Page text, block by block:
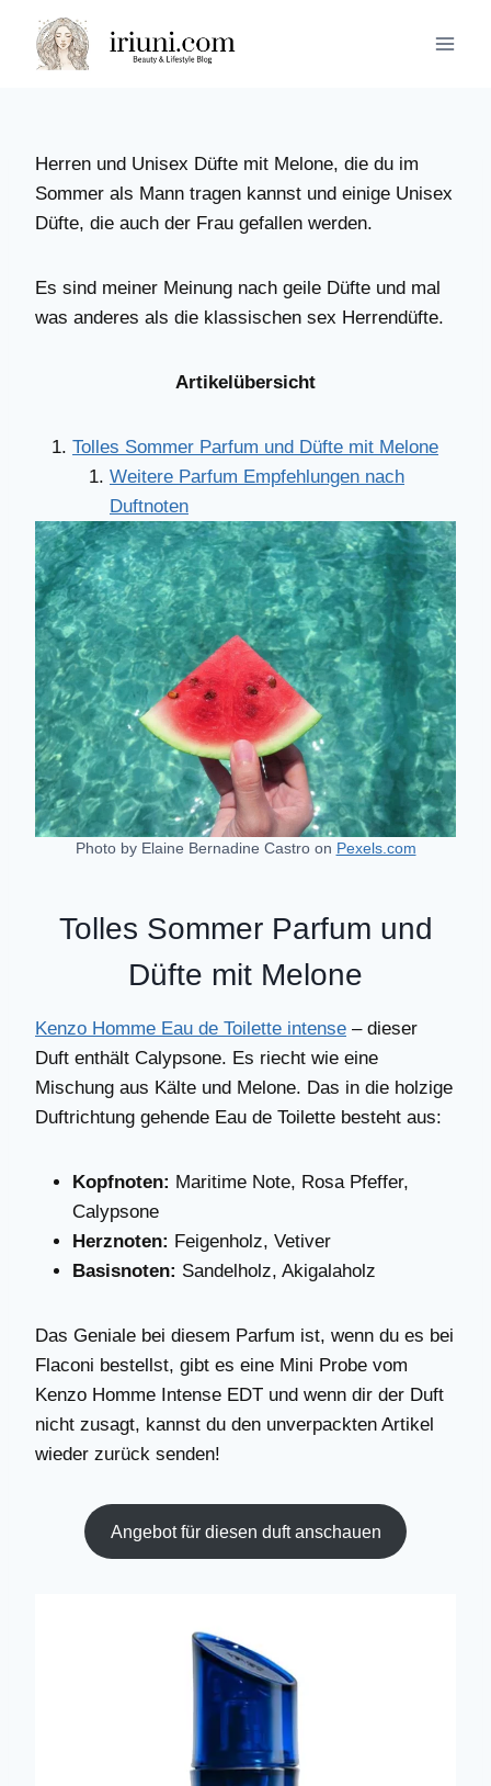
Inhalt
springen
Herren und Unisex Düfte mit Melone, die du im
Sommer als Mann tragen kannst und einige Unisex
Düfte, die auch der Frau gefallen werden.
Es sind meiner Meinung nach geile Düfte und mal
was anderes als die klassischen sex Herrendüfte.
Artikelübersicht
Tolles Sommer Parfum und Düfte mit Melone
Weitere Parfum Empfehlungen nach
Duftnoten
Photo by Elaine Bernadine Castro on Pexels.com
Tolles Sommer Parfum und
Düfte mit Melone
Kenzo Homme Eau de Toilette intense – dieser
Duft enthält Calypsone. Es riecht wie eine
Mischung aus Kälte und Melone. Das in die holzige
Duftrichtung gehende Eau de Toilette besteht aus:
Kopfnoten: Maritime Note, Rosa Pfeffer,
Calypsone
Herznoten: Feigenholz, Vetiver
Basisnoten: Sandelholz, Akigalaholz
Das Geniale bei diesem Parfum ist, wenn du es bei
Flaconi bestellst, gibt es eine Mini Probe vom
Kenzo Homme Intense EDT und wenn dir der Duft
nicht zusagt, kannst du den unverpackten Artikel
wieder zurück senden!
Angebot für diesen duft anschauen